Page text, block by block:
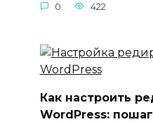
0 422
Как настроить
WordPress: